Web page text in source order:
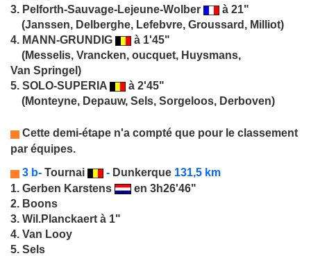
3. Pelforth-Sauvage-Lejeune-Wolber
à 21"
(Janssen, Delberghe, Lefebvre, Groussard, Milliot)
4. MANN-GRUNDIG
à 1'45"
(Messelis, Vrancken, oucquet, Huysmans,
Van Springel)
5. SOLO-SUPERIA
à 2'45"
(Monteyne, Depauw, Sels, Sorgeloos, Derboven)
Cette demi-étape n'a compté que pour le classement
par équipes.
3 b- Tournai - Dunkerque 131,5 km
1. Gerben Karstens
en 3h26'46"
2. Boons
3. Wil.Planckaert à 1"
4. Van Looy
5. Sels